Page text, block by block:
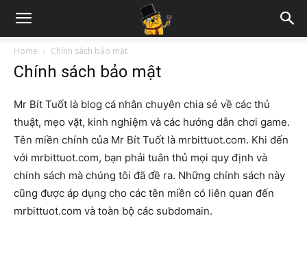
Home Chính sách bảo mật
Chính sách bảo mật
Mr Bít Tuốt là blog cá nhân chuyên chia sẻ về các thủ
thuật, mẹo vặt, kinh nghiệm và các hướng dẫn chơi game.
Tên miền chính của Mr Bít Tuốt là mrbittuot.com. Khi đến
với mrbittuot.com, bạn phải tuân thủ mọi quy định và
chính sách mà chúng tôi đã đề ra. Những chính sách này
cũng được áp dụng cho các tên miền có liên quan đến
mrbittuot.com và toàn bộ các subdomain.